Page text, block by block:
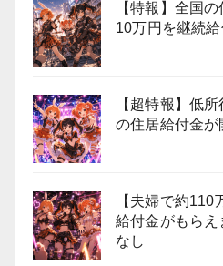
【特報】全国
10万円を継続給
【超特報】低
の住居給付金が
【夫婦で約110
給付金がもら
なし